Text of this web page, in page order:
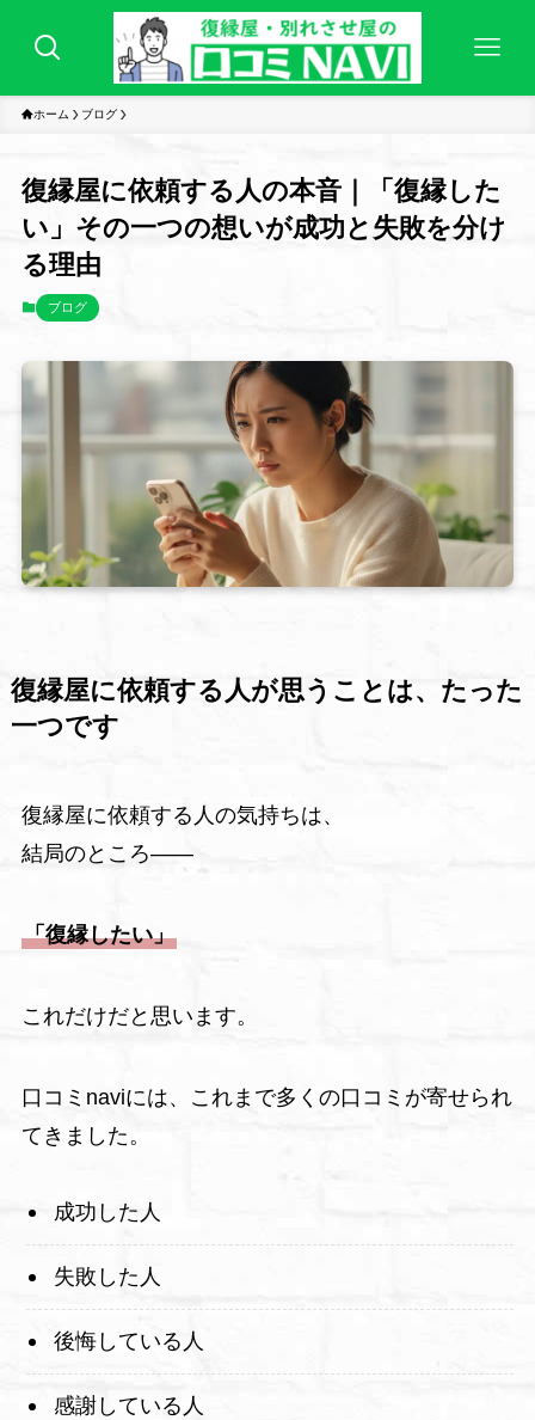
ホーム ブログ
復縁屋に依頼する人の本音｜「復縁した
い」その一つの想いが成功と失敗を分け
る理由
ブログ
復縁屋に依頼する人が思うことは、たった
一つです
復縁屋に依頼する人の気持ちは、
結局のところ――
「復縁したい」
これだけだと思います。
口コミnaviには、これまで多くの口コミが寄せられ
てきました。
成功した人
失敗した人
後悔している人
感謝している人